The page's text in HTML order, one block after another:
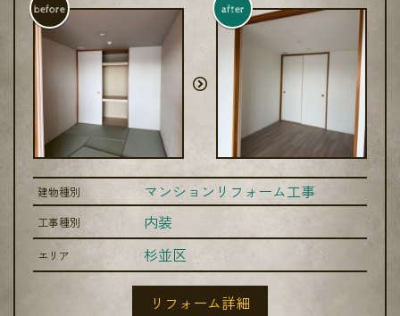
before after
建物種別 マンションリフォーム工事
工事種別 内装
エリア 杉並区
リフォーム詳細